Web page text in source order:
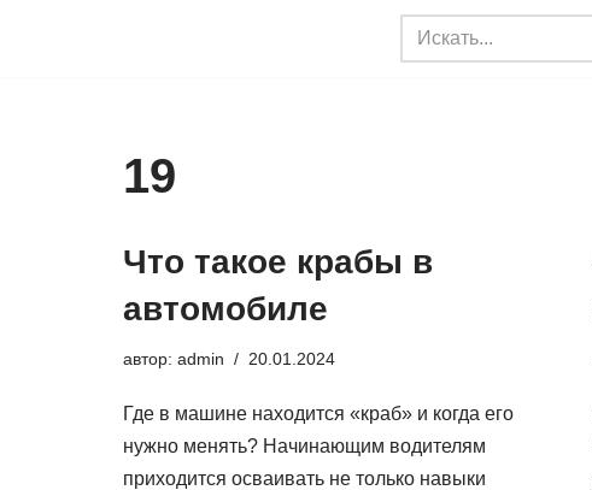
19
Что такое крабы в
автомобиле
автор: admin 20.01.2024
Где в машине находится «краб» и когда его
нужно менять? Начинающим водителям
приходится осваивать не только навыки